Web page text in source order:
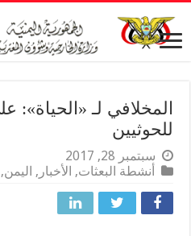
المخلافي لـ «الحياة»:
للحوثيين
سبتمبر 28, 2017
أنشطة البعثات, الأخبار , اليمن,